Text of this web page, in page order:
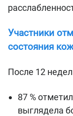
Участники
состояния
После 12
87 %
выглядела